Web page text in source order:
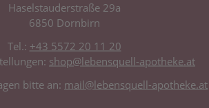
Haselstauderstraße 29a
6850 Dornbirn
Tel.: +43 5572 20 11 20
shop@lebensquell-apotheke.at
bitte an: mail@lebensquell-apotheke.at